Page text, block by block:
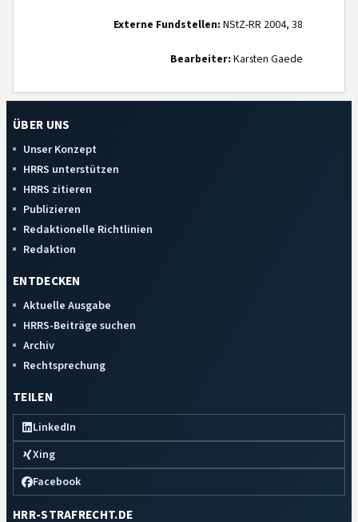
Externe Fundstellen: NStZ-RR 2004, 38
Bearbeiter: Karsten Gaede
ÜBER UNS
Unser Konzept
HRRS unterstützen
HRRS zitieren
Publizieren
Redaktionelle Richtlinien
Redaktion
ENTDECKEN
Aktuelle Ausgabe
HRRS-Beiträge suchen
Archiv
Rechtsprechung
TEILEN
LinkedIn
Xing
Facebook
HRR-STRAFRECHT.DE